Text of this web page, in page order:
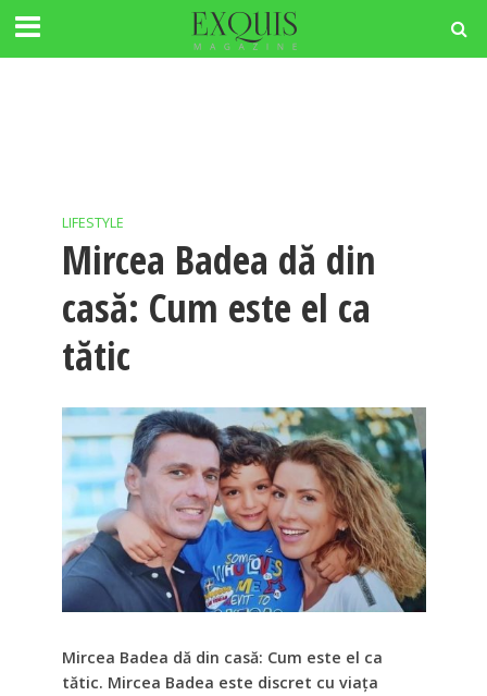
LIFESTYLE
Mircea Badea dă din
casă: Cum este el ca
tătic
Mircea Badea dă din casă: Cum este el ca
tătic. Mircea Badea este discret cu viața